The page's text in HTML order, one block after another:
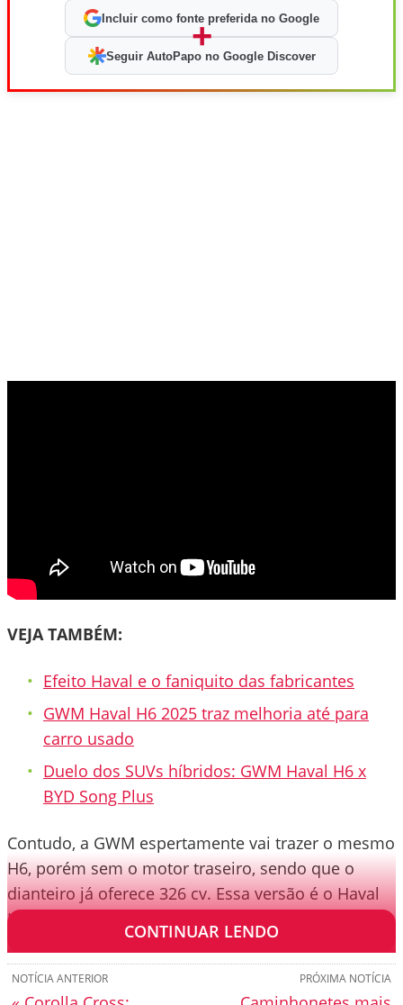
Incluir como fonte preferida no Google
+
Seguir AutoPapo no Google Discover
VEJA TAMBÉM:
Efeito Haval e o faniquito das fabricantes
GWM Haval H6 2025 traz melhoria até para
carro usado
Duelo dos SUVs híbridos: GWM Haval H6 x
BYD Song Plus
Contudo, a GWM espertamente vai trazer o mesmo
H6, porém sem o motor traseiro, sendo que o
dianteiro já oferece 326 cv. Essa versão é o Haval
H6 de 19 kWh.
CONTINUAR LENDO
PRÓXIMA NOTÍCIA
NOTÍCIA ANTERIOR